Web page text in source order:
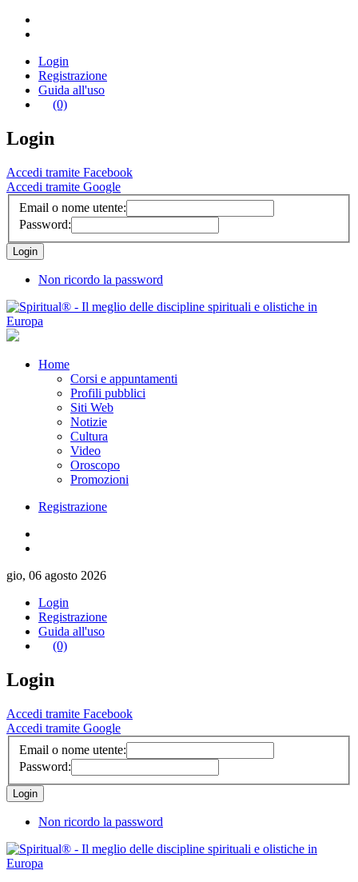
Login
Registrazione
Guida all'uso
(0)
Login
Accedi tramite Facebook
Accedi tramite Google
Email o nome utente:
Password:
Non ricordo la password
Home
Corsi e appuntamenti
Profili pubblici
Siti Web
Notizie
Cultura
Video
Oroscopo
Promozioni
Registrazione
gio, 06 agosto 2026
Login
Registrazione
Guida all'uso
(0)
Login
Accedi tramite Facebook
Accedi tramite Google
Email o nome utente:
Password:
Non ricordo la password